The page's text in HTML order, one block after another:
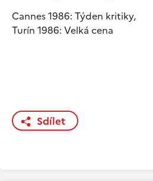
Cannes 1986: Týden kritiky,
Turín 1986: Velká cena
Sdílet